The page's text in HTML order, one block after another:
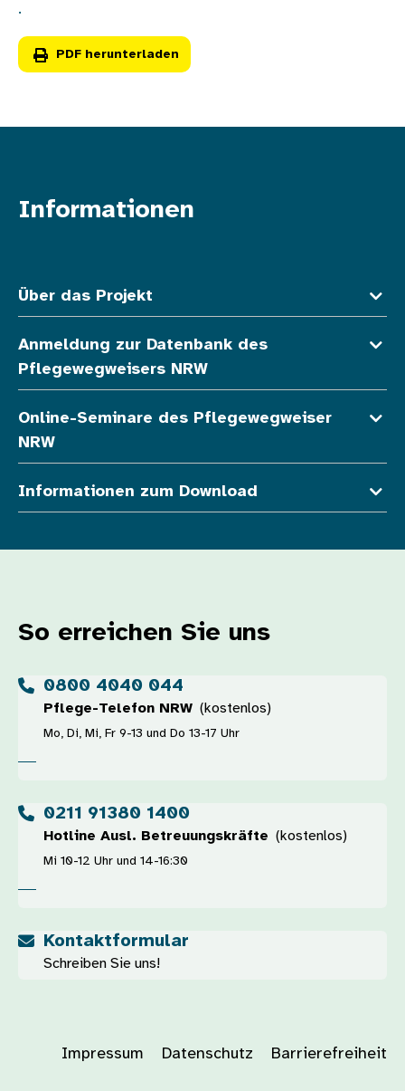
.
PDF herunterladen
Informationen
Über das Projekt
Anmeldung zur Datenbank des
Pflegewegweisers NRW
Online-Seminare des Pflegewegweiser
NRW
Informationen zum Download
So erreichen Sie uns
0800 4040 044
Pflege-Telefon NRW (kostenlos)
Mo, Di, Mi, Fr 9-13 und Do 13-17 Uhr
0211 91380 1400
Hotline Ausl. Betreuungskräfte (kostenlos)
Mi 10-12 Uhr und 14-16:30
Kontaktformular
Schreiben Sie uns!
Impressum Datenschutz Barrierefreiheit